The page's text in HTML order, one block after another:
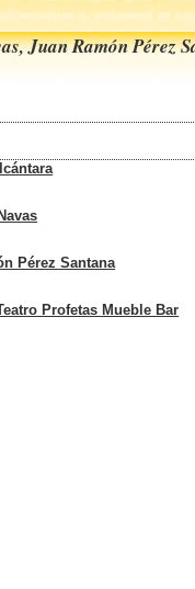
Juan Ramón Pérez
Pérez Santana
Profetas Mueble Bar